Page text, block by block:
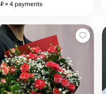
₽ × 4 payments